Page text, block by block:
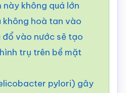
này không quá lớn
không hoà tan vào
đổ vào nước sẽ tạo
trụ trên bề mặt
pylori) gây